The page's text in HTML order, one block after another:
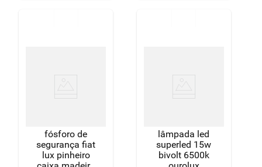
fósforo de
segurança fiat
lux pinheiro
lâmpada led
superled 15w
bivolt 6500k